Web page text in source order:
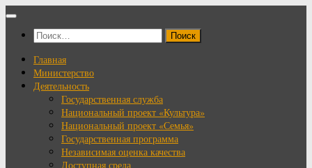
Перейти
содержимому
Найти:
Главная
Министерство
Деятельность
Государственная служба
Национальный проект «Культура»
Национальный проект «Семья»
Государственная программа
Независимая оценка качества
Доступная среда